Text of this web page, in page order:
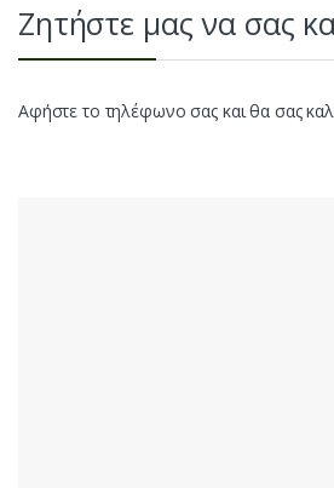
Ζητήστε μας να σας
Αφήστε το τηλέφωνο σας και θα σας